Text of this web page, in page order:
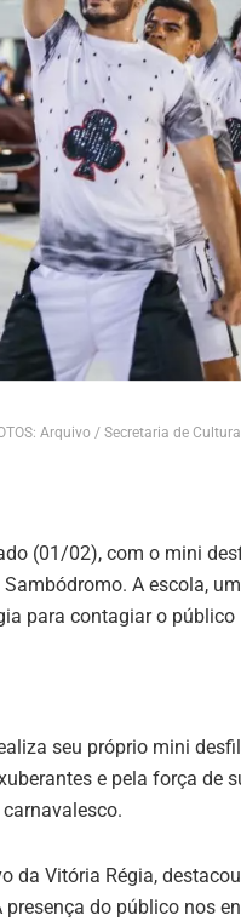
Arquivo / Secretaria de
(01/02), com o mini
A escola,
para contagiar o público
seu próprio mini
e pela força de
da Vitória Régia,
do público nos